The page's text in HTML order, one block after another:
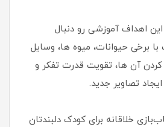
اهداف آموزشی رو دنبال
برخی حیوانات، میوه ها، وسایل
کردن آن ها، تقویت قدرت تفکر و
تصاویر جدید.
خلاقانه برای کودک دلبندتان